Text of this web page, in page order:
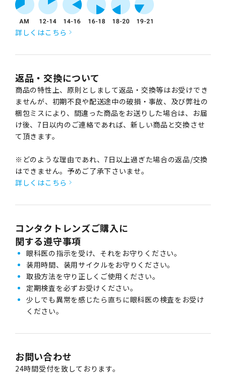
詳しくはこちら
返品・交換について
商品の特性上、原則としまして返品・交換等はお受けでき
ませんが、初期不良や配送途中の破損・事故、及び弊社の
梱包ミスにより、間違った商品をお送りした場合は、お届
け後、7日以内のご連絡であれば、新しい商品と交換させ
て頂きます。
※どのような理由であれ、7日以上過ぎた場合の返品/交換
はできません。予めご了承下さいませ。
詳しくはこちら
コンタクトレンズご購入に
関する遵守事項
眼科医の指示を受け、それをお守りください。
装用時間、装用サイクルをお守りください。
取扱方法を守り正しくご使用ください。
定期検査を必ずお受けください。
少しでも異常を感じたら直ちに眼科医の検査をお受け
ください。
お問い合わせ
24時間受付を致しております。